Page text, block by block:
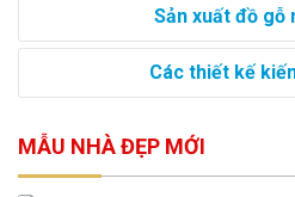
Sản xuất đồ gỗ
Các thiết kế
MẪU NHÀ ĐẸP MỚI